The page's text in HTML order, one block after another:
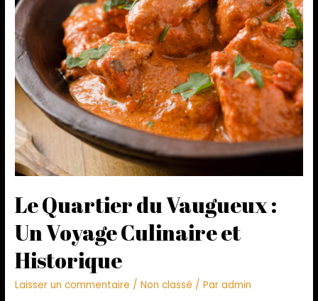
Le Quartier du Vaugueux :
Un Voyage Culinaire et
Historique
Laisser un commentaire /Non classé / Paradmin